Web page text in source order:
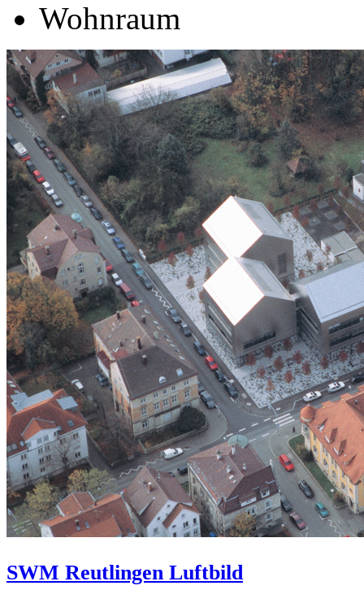
Wohnraum
SWM Reutlingen Luftbild